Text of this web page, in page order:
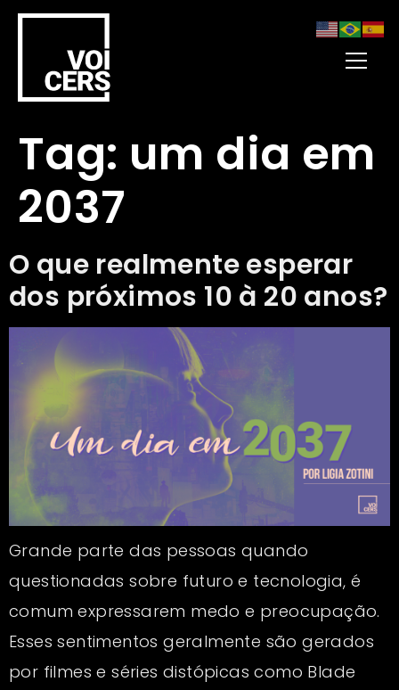
Tag: um dia em
2037
O que realmente esperar
dos próximos 10 à 20 anos?
Grande parte das pessoas quando
questionadas sobre futuro e tecnologia, é
comum expressarem medo e preocupação.
Esses sentimentos geralmente são gerados
por filmes e séries distópicas como Blade